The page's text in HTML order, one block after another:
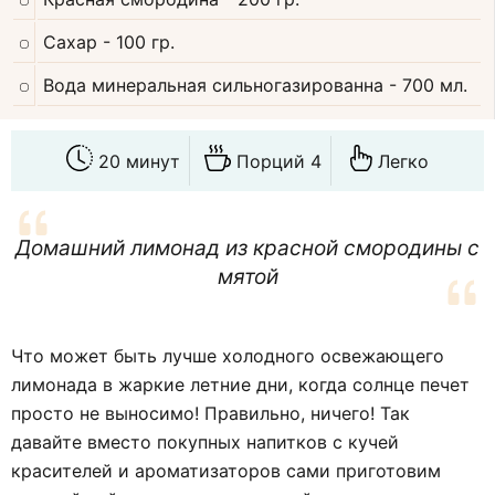
Сахар - 100 гр.
Вода минеральная сильногазированна - 700 мл.
20 минут Порций 4 Легко
Домашний лимонад из красной смородины с
мятой
Что может быть лучше холодного освежающего
лимонада в жаркие летние дни, когда солнце печет
просто не выносимо! Правильно, ничего! Так
давайте вместо покупных напитков с кучей
красителей и ароматизаторов сами приготовим